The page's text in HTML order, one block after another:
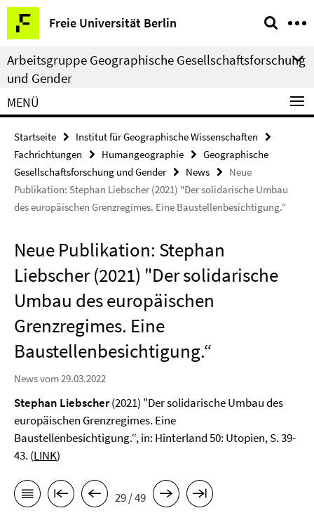
Springe
direkt
zu
Inhalt
Freie Universität Berlin
Service-
Navigation
Arbeitsgruppe Geographische Gesellschaftsforschung
und Gender
MENÜ
Startseite
Institut für Geographische Wissenschaften
Fachrichtungen
Humangeographie
Geographische
Gesellschaftsforschung und Gender
News
Neue
Publikation: Stephan Liebscher (2021) "Der solidarische Umbau
des europäischen Grenzregimes. Eine Baustellenbesichtigung.“
Neue Publikation: Stephan
Liebscher (2021) "Der solidarische
Umbau des europäischen
Grenzregimes. Eine
Baustellenbesichtigung.“
News vom 29.03.2022
Stephan Liebscher(2021) "Der solidarische Umbau des
europäischen Grenzregimes. Eine
Baustellenbesichtigung.“, in: Hinterland 50: Utopien, S. 39-
43. (LINK)
29 / 49